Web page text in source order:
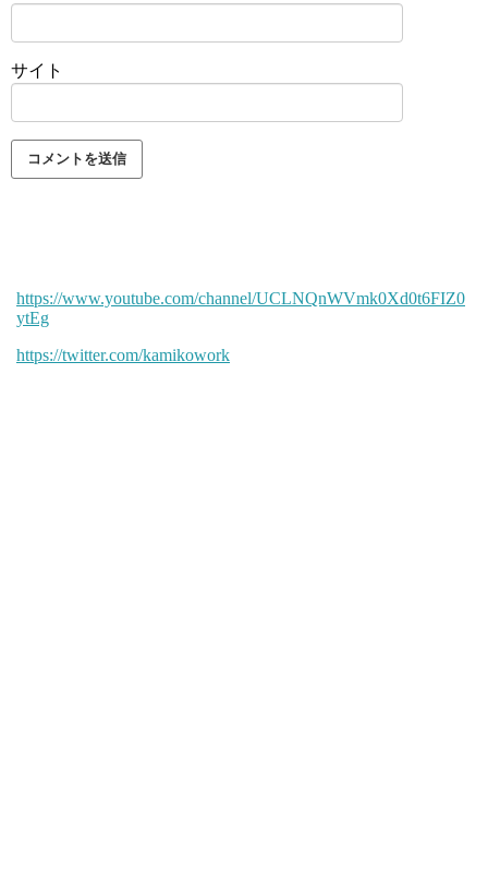
サイト
https://www.youtube.com/channel/UCLNQnWVmk0Xd0t6FIZ0
ytEg
https://twitter.com/kamikowork